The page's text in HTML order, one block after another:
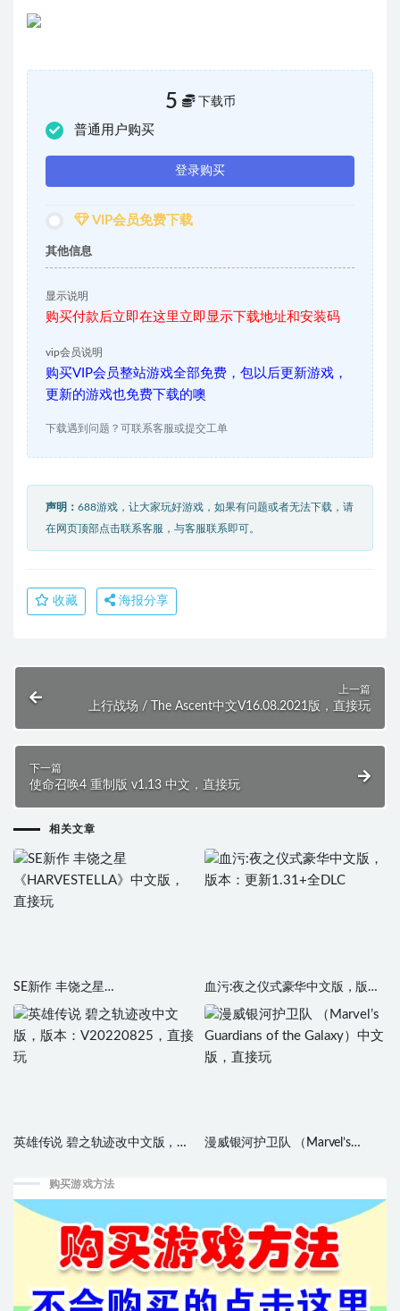
5 下载币
普通用户购买
登录购买
VIP会员免费下载
其他信息
显示说明
购买付款后立即在这里立即显示下载地址和安装码
vip会员说明
购买VIP会员整站游戏全部免费，包以后更新游戏，
更新的游戏也免费下载的噢
下载遇到问题？可联系客服或提交工单
声明： 688游戏，让大家玩好游戏，如果有问题或者无法下载，请
在网页顶部点击联系客服，与客服联系即可。
收藏 海报分享
上一篇
上行战场 / The Ascent中文V16.08.2021版，直接玩
下一篇
使命召唤4 重制版 v1.13 中文，直接玩
相关文章
SE新作 丰饶之星
《HARVESTELLA》中文版，直
接玩
血污:夜之仪式豪华中文版，版
本：更新1.31+全DLC
英雄传说 碧之轨迹改中文版，版
漫威银河护卫队 （Marvel’s
购买游戏方法